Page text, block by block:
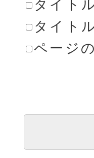
タイト
タイト
ページ